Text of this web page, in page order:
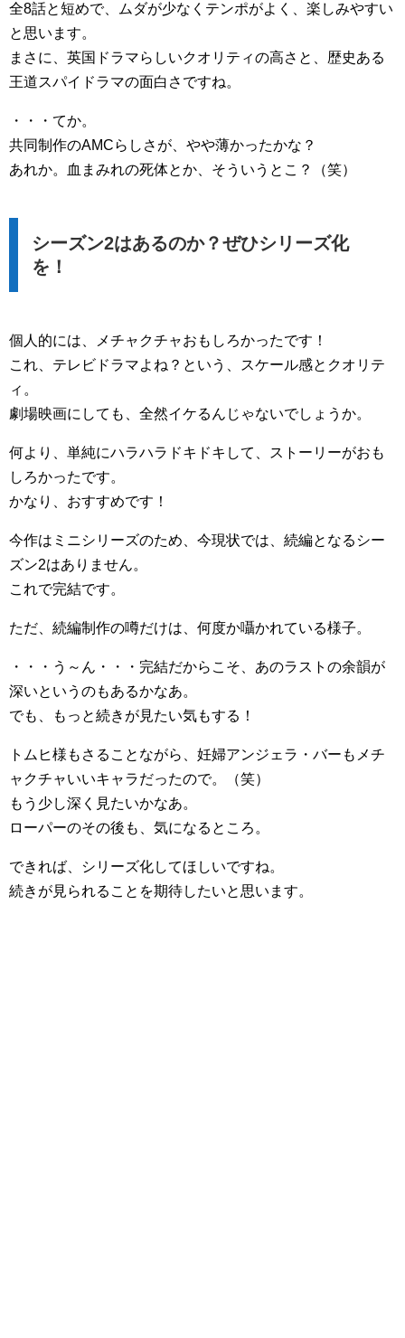
全8話と短めで、ムダが少なくテンポがよく、楽しみやすい
と思います。
まさに、英国ドラマらしいクオリティの高さと、歴史ある
王道スパイドラマの面白さですね。
・・・てか。
共同制作のAMCらしさが、やや薄かったかな？
あれか。血まみれの死体とか、そういうとこ？（笑）
シーズン2はあるのか？ぜひシリーズ化
を！
個人的には、メチャクチャおもしろかったです！
これ、テレビドラマよね？という、スケール感とクオリテ
ィ。
劇場映画にしても、全然イケるんじゃないでしょうか。
何より、単純にハラハラドキドキして、ストーリーがおも
しろかったです。
かなり、おすすめです！
今作はミニシリーズのため、今現状では、続編となるシー
ズン2はありません。
これで完結です。
ただ、続編制作の噂だけは、何度か囁かれている様子。
・・・う～ん・・・完結だからこそ、あのラストの余韻が
深いというのもあるかなあ。
でも、もっと続きが見たい気もする！
トムヒ様もさることながら、妊婦アンジェラ・バーもメチ
ャクチャいいキャラだったので。（笑）
もう少し深く見たいかなあ。
ローパーのその後も、気になるところ。
できれば、シリーズ化してほしいですね。
続きが見られることを期待したいと思います。